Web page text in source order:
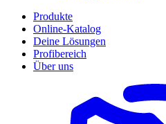
Produkte
Online-Katalog
Deine Lösungen
Profibereich
Über uns